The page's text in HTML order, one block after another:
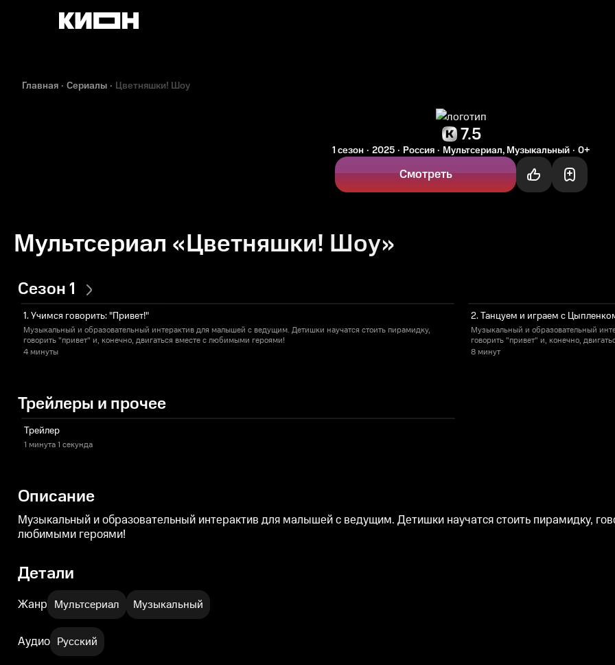
Главная Сериалы Цветняшки! Шоу
7.5
1 сезон 2025 Россия Мультсериал, Музыкальный 0+
Смотреть
Мультсериал «Цветняшки! Шоу»
Сезон 1
1. Учимся говорить: "Привет!"
Музыкальный и образовательный интерактив для малышей с ведущим. Детишки научатся стоить пирамидку,
говорить "привет" и, конечно, двигаться вместе с любимыми героями!
4 минуты
2. Танцуем и играем с
Музыкальный и образовательный
говорить "привет" и, конечно,
8 минут
Трейлеры и прочее
Трейлер
1 минута1 секунда
Описание
Музыкальный и образовательный интерактив для малышей с ведущим. Детишки научатся стоить пирамидку,
любимыми героями!
Детали
Жанр Мультсериал Музыкальный
Аудио Русский